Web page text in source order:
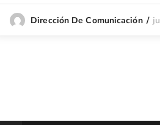
Dirección De Comunicación